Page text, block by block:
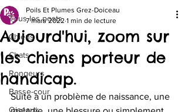
Tous les posts
Chiens
Chats
Rongeurs
Basse-cour
Oiseaux
Aujourd'hui, zoom sur
les chiens porteur de
handicap.
Poils Et Plumes Grez-Doiceau
7 mars 2022 1 min de lecture
Suite à un problème de naissance, une